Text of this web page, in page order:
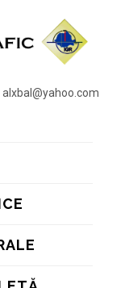
alxbal@yahoo.com